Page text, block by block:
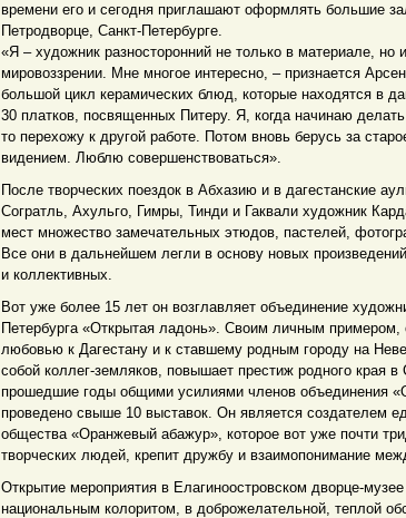
времени его и сегодня приглашают оформлять большие
Петродворце, Санкт-Петербурге.
«Я – художник разносторонний не только в материале,
мировоззрении. Мне многое интересно, – признается
большой цикл керамических блюд, которые находятся в
30 платков, посвященных Питеру. Я, когда начинаю
то перехожу к другой работе. Потом вновь берусь за
видением. Люблю совершенствоваться».
После творческих поездок в Абхазию и в дагестанские
Согратль, Ахульго, Гимры, Тинди и Гаквали художник
мест множество замечательных этюдов, пастелей,
Все они в дальнейшем легли в основу новых
и коллективных.
Вот уже более 15 лет он возглавляет объединение
Петербурга «Открытая ладонь». Своим личным
любовью к Дагестану и к ставшему родным городу на
собой коллег-земляков, повышает престиж родного края
прошедшие годы общими усилиями членов объединения
проведено свыше 10 выставок. Он является создателем
общества «Оранжевый абажур», которое вот уже почти
творческих людей, крепит дружбу и взаимопонимание
Открытие мероприятия в Елагиноостровском дворце-
национальным колоритом, в доброжелательной, теплой